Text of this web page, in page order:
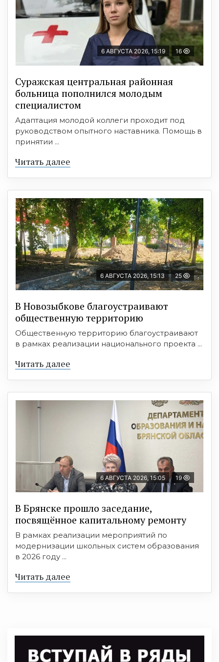
6 АВГУСТА 2026, 15:19 16
Суражская центральная районная
больница пополнился молодым
специалистом
Адаптация молодой коллеги проходит под
руководством опытного наставника. Помощь в
принятии ...
Читать далее
6 АВГУСТА 2026, 15:13 25
В Новозыбкове благоустраивают
общественную территорию
Общественную территорию благоустраивают
в рамках реализации национального проекта ...
Читать далее
6 АВГУСТА 2026, 15:05 19
В Брянске прошло заседание,
посвящённое капитальному ремонту
В рамках реализации мероприятий по
модернизации школьных систем образования
в 2026 году ...
Читать далее